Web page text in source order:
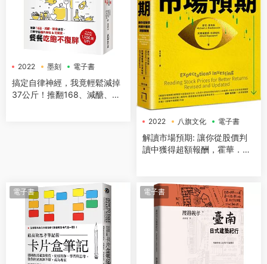
2022 墨刻 電子書
搞定自律神經，我竟輕鬆減掉
37公斤！推翻168、減醣、斷
2022 八旗文化 電子書
解讀市場預期: 讓你從股價判
讀中獲得超額報酬，霍華．馬
電子書 電子書